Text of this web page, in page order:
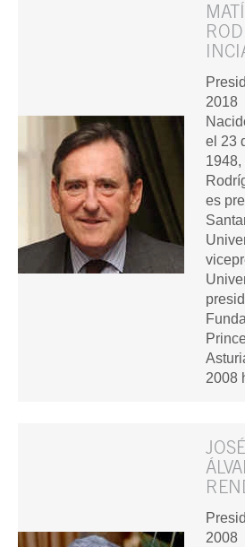
2018
el 23
1948,
es
2008
2008